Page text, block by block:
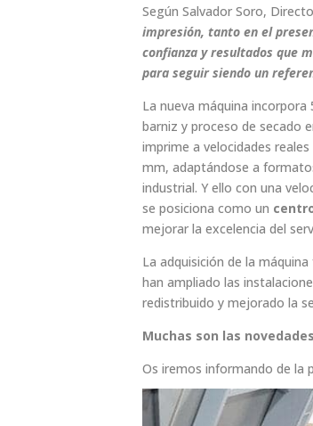
Según Salvador Soro,
impresión, tanto en el
confianza y resultados que
para seguir siendo un
La nueva máquina
barniz y proceso de secado
imprime a velocidades
mm, adaptándose a
industrial. Y ello con una
se posiciona como un
mejorar la excelencia del
La adquisición de la
han ampliado las
redistribuido y mejorado la
Muchas son las
Os iremos informando de la